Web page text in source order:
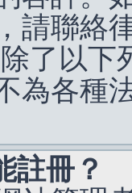
請聯絡
了以下
為各種
註冊？